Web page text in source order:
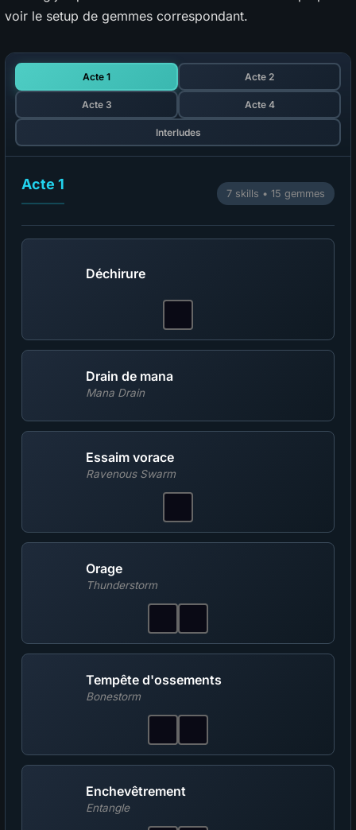
voir le setup de gemmes correspondant.
Acte 1 Acte 2
Acte 3 Acte 4
Interludes
Acte 1
7 skills • 15 gemmes
Déchirure
Drain de mana
Mana Drain
Essaim vorace
Ravenous Swarm
Orage
Thunderstorm
Tempête d'ossements
Bonestorm
Enchevêtrement
Entangle